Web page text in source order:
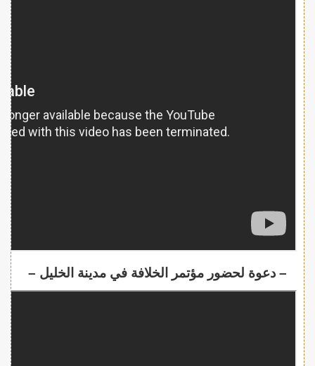
– دعوة لحضور مؤتمر الخلافة في مدينة الخليل –